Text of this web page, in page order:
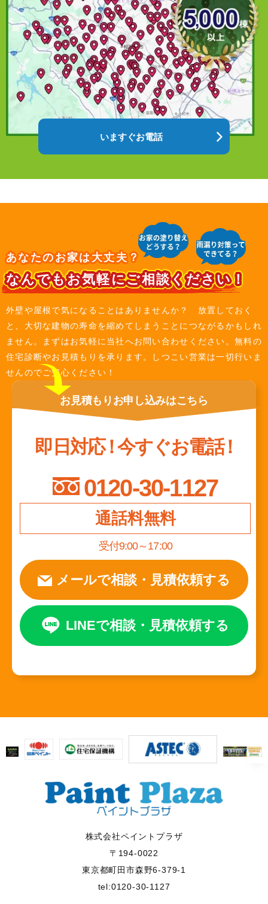
いますぐお電話
あなたのお家は大丈夫？
なんでもお気軽にご相談ください！
外壁や屋根で気になることはありませんか？ 放置しておく
と、大切な建物の寿命を縮めてしまうことにつながるかもしれ
ません。まずはお気軽に当社へお問い合わせください。無料の
住宅診断やお見積もりを承ります。しつこい営業は一切行いま
せんのでご安心ください！
お見積もり お申し込みはこちら
即日対応！今すぐお電話！
0120-30-1127
通話料無料
受付9:00～17:00
メールで相談 ・ 見積依頼する
LINEで相談・ 見積依頼する
株式会社ペイントプラザ
〒194-0022
東京都町田市森野6-379-1
tel:0120-30-1127